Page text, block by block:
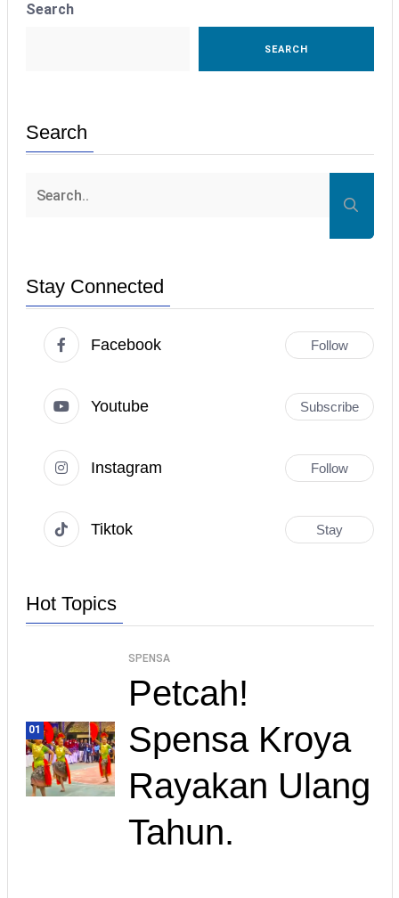
Search
SEARCH
Search
Stay Connected
Facebook Follow
Youtube Subscribe
Instagram Follow
Tiktok Stay
Hot Topics
01
SPENSA
Petcah!
Spensa Kroya
Rayakan Ulang
Tahun.